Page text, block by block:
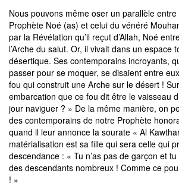
Nous pouvons même oser un parallèle
Prophète Noé (as) et celui du vénéré
par la Révélation qu’il reçut d’Allah, Noé
l’Arche du salut. Or, il vivait dans un espace
désertique. Ses contemporains incroyants,
passer pour se moquer, se disaient entre
fou qui construit une Arche sur le désert !
embarcation que ce fou dit être le vaisseau
jour naviguer ? » De la même manière, on
des contemporains de notre Prophète
quand il leur annonce la sourate « Al
matérialisation est sa fille qui sera celle qui
descendance : « Tu n’as pas de garçon et
des descendants nombreux ! Comme ce
! »